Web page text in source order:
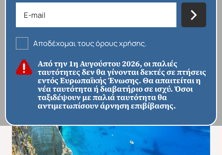
Αποδέχομαι τους όρους χρήσης.
Από την 1η Αυγούστου 2026, οι παλιές
ταυτότητες δεν θα γίνονται δεκτές σε πτήσεις
εντός Ευρωπαϊκής Ένωσης. Θα απαιτείται η
νέα ταυτότητα ή διαβατήριο σε ισχύ. Όσοι
ταξιδέψουν με παλιά ταυτότητα θα
αντιμετωπίσουν άρνηση επιβίβασης.
Κεφαλονιά - Ιθάκη - Ζάκυνθος